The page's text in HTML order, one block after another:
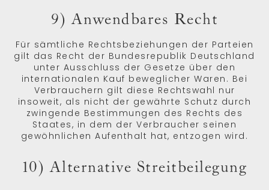
9) Anwendbares Recht
Für sämtliche Rechtsbeziehungen der Parteien
gilt das Recht der Bundesrepublik Deutschland
unter Ausschluss der Gesetze über den
internationalen Kauf beweglicher Waren. Bei
Verbrauchern gilt diese Rechtswahl nur
insoweit, als nicht der gewährte Schutz durch
zwingende Bestimmungen des Rechts des
Staates, in dem der Verbraucher seinen
gewöhnlichen Aufenthalt hat, entzogen wird.
10) Alternative Streitbeilegung